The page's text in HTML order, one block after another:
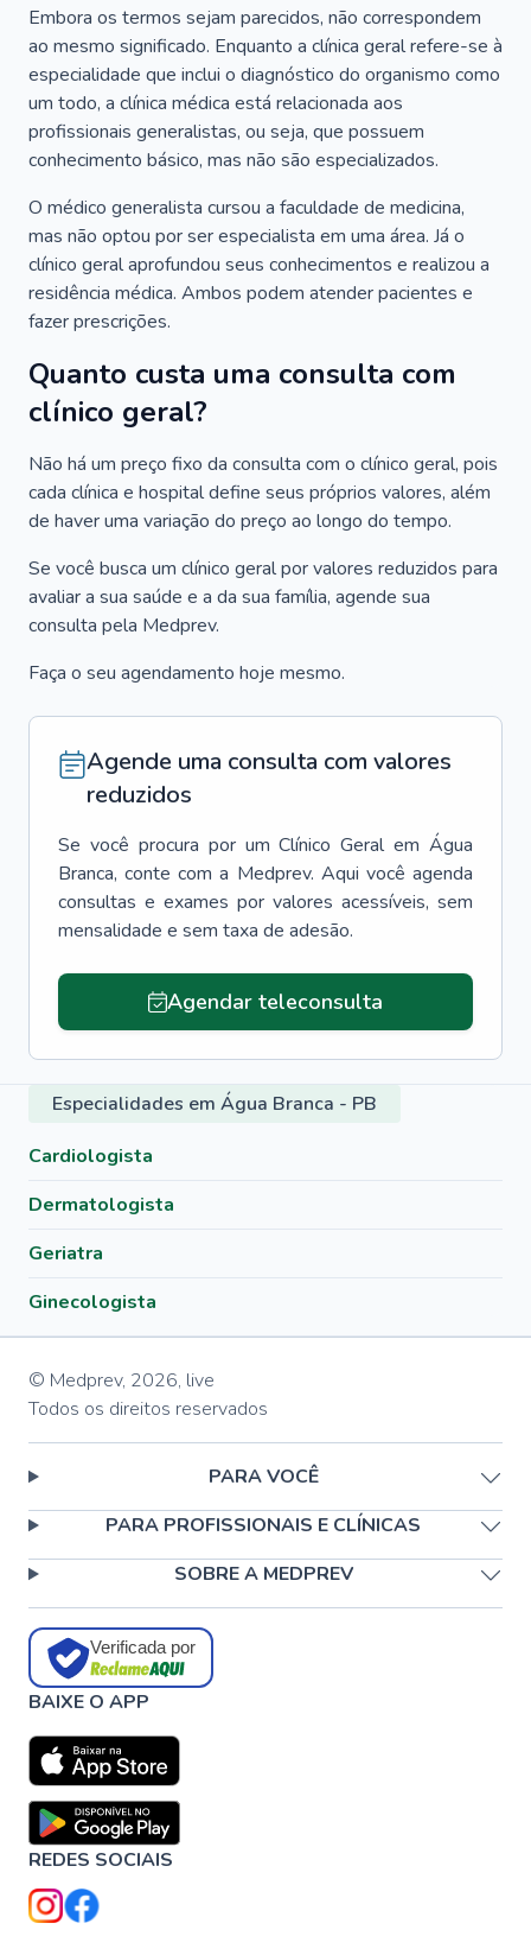
Embora os termos sejam parecidos, não correspondem
ao mesmo significado. Enquanto a clínica geral refere-se à
especialidade que inclui o diagnóstico do organismo como
um todo, a clínica médica está relacionada aos
profissionais generalistas, ou seja, que possuem
conhecimento básico, mas não são especializados.
O médico generalista cursou a faculdade de medicina,
mas não optou por ser especialista em uma área. Já o
clínico geral aprofundou seus conhecimentos e realizou a
residência médica. Ambos podem atender pacientes e
fazer prescrições.
Quanto custa uma consulta com
clínico geral?
Não há um preço fixo da consulta com o clínico geral, pois
cada clínica e hospital define seus próprios valores, além
de haver uma variação do preço ao longo do tempo.
Se você busca um clínico geral por valores reduzidos para
avaliar a sua saúde e a da sua família, agende sua
consulta pela Medprev.
Faça o seu agendamento hoje mesmo.
Agende uma consulta com valores
reduzidos
Se você procura por um Clínico Geral em Água
Branca, conte com a Medprev. Aqui você agenda
consultas e exames por valores acessíveis, sem
mensalidade e sem taxa de adesão.
Agendar teleconsulta
Especialidades em Água Branca - PB
Cardiologista
Dermatologista
Geriatra
Ginecologista
© Medprev, 2026, live
Todos os direitos reservados
PARA VOCÊ
PARA PROFISSIONAIS E CLÍNICAS
SOBRE A MEDPREV
Verificada por
BAIXE O APP
REDES SOCIAIS